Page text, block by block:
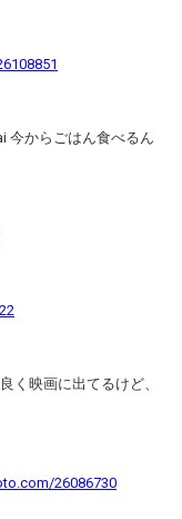
今からごはん食べるん
く映画に出てるけど、
26086730